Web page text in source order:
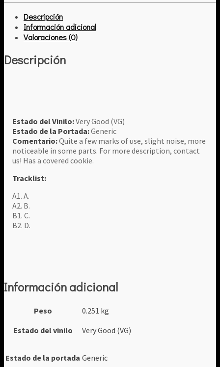
Descripción
Información adicional
Valoraciones (0)
Descripción
Estado del Vinilo:Very Good (VG)
Estado de la Portada:Generic
Comentario:Quite a few marks of use, slight noise, more
noticeable in some parts. For more description, contact
us! Has a covered cookie.
Tracklist:
A1. A.
A2. B.
B1. C.
B2. D.
Información adicional
Peso
0.251 kg
Estado del vinilo
Very Good (VG)
Estado de la portada Generic